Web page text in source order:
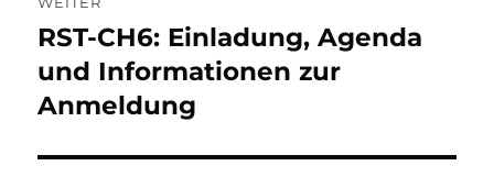
Nächster
Beitrag:
RST-CH6: Einladung, Agenda
und Informationen zur
Anmeldung